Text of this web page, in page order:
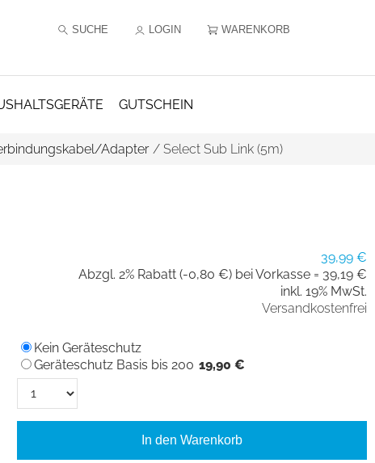
SUCHE LOGIN WARENKORB
GUTSCHEIN
Adapter / Select Sub Link (5m)
39,99 €
Abzgl. 2% Rabatt (-0,80 €) bei Vorkasse = 39,19 €
inkl. 19% MwSt.
Versandkostenfrei
Kein Geräteschutz
Geräteschutz Basis bis 200 19,90 €
In den Warenkorb